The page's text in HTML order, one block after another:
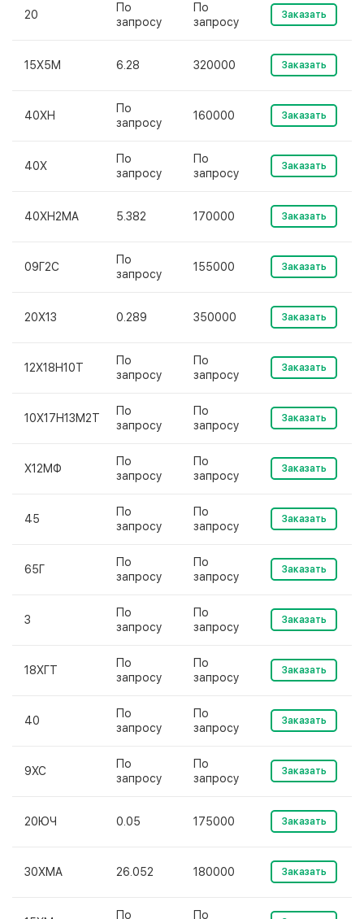
20
По
запросу
По
запросу
Заказать
15Х5М 6.28 320000 Заказать
40ХН
По
запросу
160000 Заказать
40Х
По
запросу
По
запросу
Заказать
40ХН2МА 5.382 170000 Заказать
09Г2С
По
запросу
155000 Заказать
20Х13 0.289 350000 Заказать
12Х18Н10Т
По
запросу
По
запросу
Заказать
10Х17Н13М2Т
По
запросу
По
запросу
Заказать
Х12МФ
По
запросу
По
запросу
Заказать
45
По
запросу
По
запросу
Заказать
65Г
По
запросу
По
запросу
Заказать
3
По
запросу
По
запросу
Заказать
18ХГТ
По
запросу
По
запросу
Заказать
40
По
запросу
По
запросу
Заказать
9ХС
По
запросу
По
запросу
Заказать
20ЮЧ 0.05 175000 Заказать
30ХМА 26.052 180000 Заказать
По По